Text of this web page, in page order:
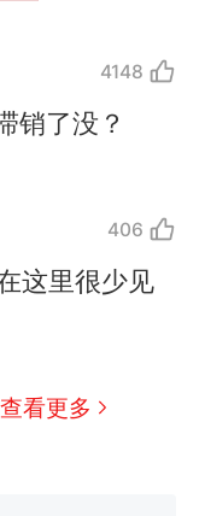
4148
销了没？
406
这里很少见
查看更多
的考试，成绩
么？
法定首都的国
统就邀请中
乎整个国境
到中国寻根
搬到楼下交